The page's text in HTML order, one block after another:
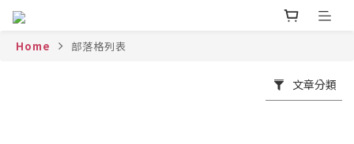
Home 部落格列表
文章分類